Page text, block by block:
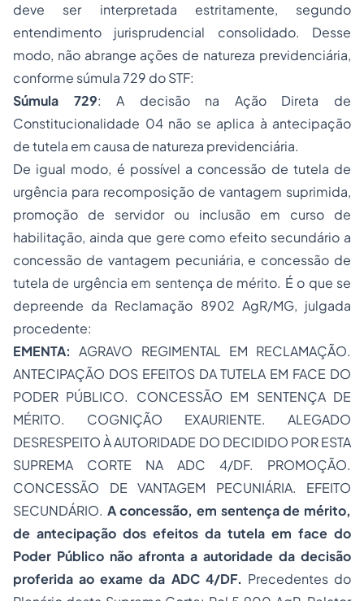
deve ser interpretada estritamente, segundo
entendimento jurisprudencial consolidado. Desse
modo, não abrange ações de natureza previdenciária,
conforme súmula 729 do STF:
Súmula 729: A decisão na Ação Direta de
Constitucionalidade 04 não se aplica à antecipação
de tutela em causa de natureza previdenciária.
De igual modo, é possível a concessão de tutela de
urgência para recomposição de vantagem suprimida,
promoção de servidor ou inclusão em curso de
habilitação, ainda que gere como efeito secundário a
concessão de vantagem pecuniária, e concessão de
tutela de urgência em sentença de mérito. É o que se
depreende da Reclamação 8902 AgR/MG, julgada
procedente:
EMENTA: AGRAVO REGIMENTAL EM RECLAMAÇÃO.
ANTECIPAÇÃO DOS EFEITOS DA TUTELA EM FACE DO
PODER PÚBLICO. CONCESSÃO EM SENTENÇA DE
MÉRITO. COGNIÇÃO EXAURIENTE. ALEGADO
DESRESPEITO À AUTORIDADE DO DECIDIDO POR ESTA
SUPREMA CORTE NA ADC 4/DF. PROMOÇÃO.
CONCESSÃO DE VANTAGEM PECUNIÁRIA. EFEITO
SECUNDÁRIO. A concessão, em sentença de mérito,
de antecipação dos efeitos da tutela em face do
Poder Público não afronta a autoridade da decisão
proferida ao exame da ADC 4/DF. Precedentes do